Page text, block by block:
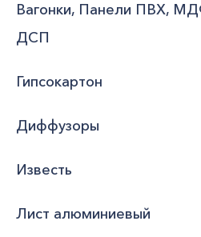
Вагонки, Панели ПВХ,
ДСП
Гипсокартон
Диффузоры
Известь
Лист алюминиевый